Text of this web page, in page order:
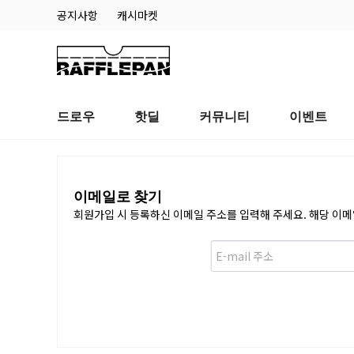
공지사항 캐시마켓
드로우 핫딜 커뮤니티 이벤트
이메일로 찾기
회원가입 시 등록하신 이메일 주소를 입력해 주세요. 해당 이